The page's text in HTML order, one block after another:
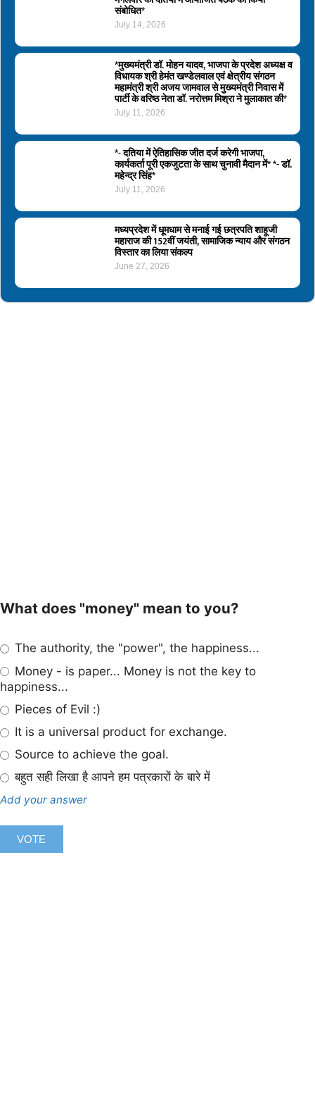
संबोधित*
July 14, 2026
*मुख्यमंत्री डॉ. मोहन यादव, भाजपा के प्रदेश अध्यक्ष व
विधायक श्री हेमंत खण्डेलवाल एवं क्षेत्रीय संगठन
महामंत्री श्री अजय जामवाल से मुख्यमंत्री निवास में
पार्टी के वरिष्ठ नेता डॉ. नरोत्तम मिश्रा ने मुलाकात की*
July 11, 2026
*- दतिया में ऐतिहासिक जीत दर्ज करेगी भाजपा,
कार्यकर्ता पूरी एकजुटता के साथ चुनावी मैदान में* *- डॉ.
महेन्द्र सिंह*
July 11, 2026
मध्यप्रदेश में धूमधाम से मनाई गई छत्रपति शाहूजी
महाराज की 152वीं जयंती, सामाजिक न्याय और संगठन
विस्तार का लिया संकल्प
June 27, 2026
What does "money" mean to you?
The authority, the "power", the happiness...
Money - is paper... Money is not the key to
happiness...
Pieces of Evil :)
It is a universal product for exchange.
Source to achieve the goal.
बहुत सही लिखा है आपने हम पत्रकारों के बारे में
Add your answer